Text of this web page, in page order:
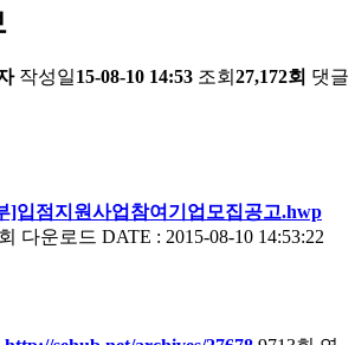
작성일15-08-10 14:53 조회 27,172회 댓글
]입점지원사업참여기업모집공고.hwp
다운로드 DATE : 2015-08-10 14:53:22